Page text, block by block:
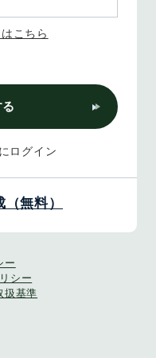
こちら
ログイン
無料）
ー
シー
扱基準